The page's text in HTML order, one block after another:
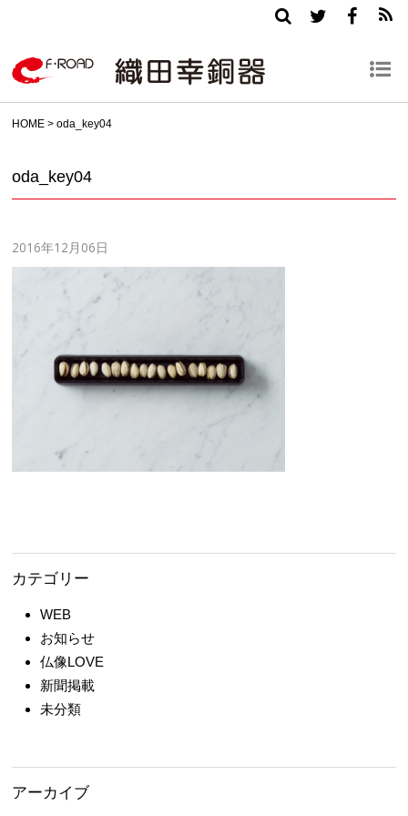
HOME >oda_key04
oda_key04
2016年12月06日
カテゴリー
WEB
お知らせ
仏像LOVE
新聞掲載
未分類
アーカイブ